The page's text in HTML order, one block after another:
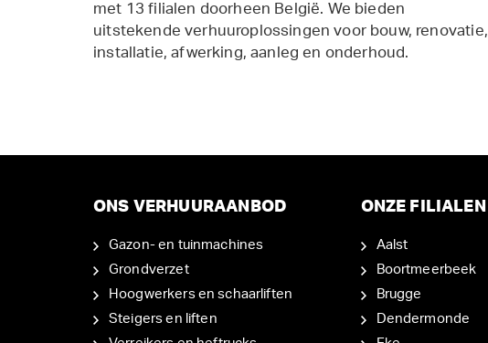
met 13 filialen doorheen België. We bieden
uitstekende verhuuroplossingen voor bouw, renovatie,
installatie, afwerking, aanleg en onderhoud.
ONS VERHUURAANBOD
Gazon- en tuinmachines
Grondverzet
Hoogwerkers en schaarliften
Steigers en liften
ONZE FILIALEN
Aalst
Boortmeerbeek
Brugge
Dendermonde